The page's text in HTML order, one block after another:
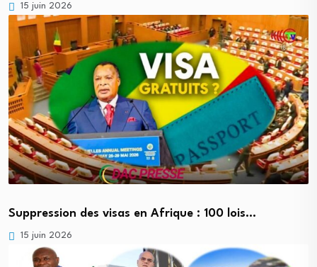
15 juin 2026
Suppression des visas en Afrique : 100 lois…
15 juin 2026